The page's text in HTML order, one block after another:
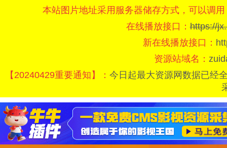
本站图片地址采用服务器储存方式，可以调
在线播放接口：https://
新在线播放接口：
资源站域名：
【20240429重要通知】： 今日起最大资源网数据已经